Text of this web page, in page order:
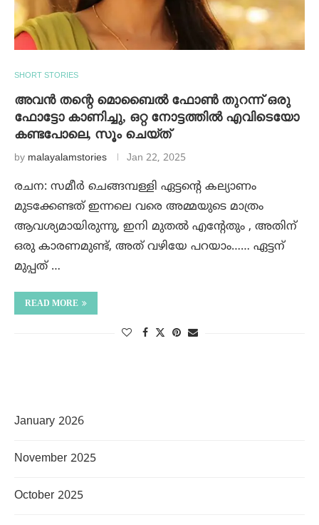
SHORT STORIES
അവൻ തന്റെ മൊബൈൽ ഫോൺ തുറന്ന് ഒരു
ഫോട്ടോ കാണിച്ചു, ഒറ്റ നോട്ടത്തിൽ എവിടെയോ
കണ്ടപോലെ, സൂം ചെയ്ത്
by malayalamstories Jan 22, 2025
രചന: സമീർ ചെങ്ങമ്പള്ളി ഏട്ടന്റെ കല്യാണം
മുടക്കേണ്ടത് ഇന്നലെ വരെ അമ്മയുടെ മാത്രം
ആവശ്യമായിരുന്നു, ഇനി മുതൽ എന്റേതും , അതിന്
ഒരു കാരണമുണ്ട്, അത് വഴിയേ പറയാം…… ഏട്ടന്
മുപ്പത് …
READ MORE
January 2026
November 2025
October 2025